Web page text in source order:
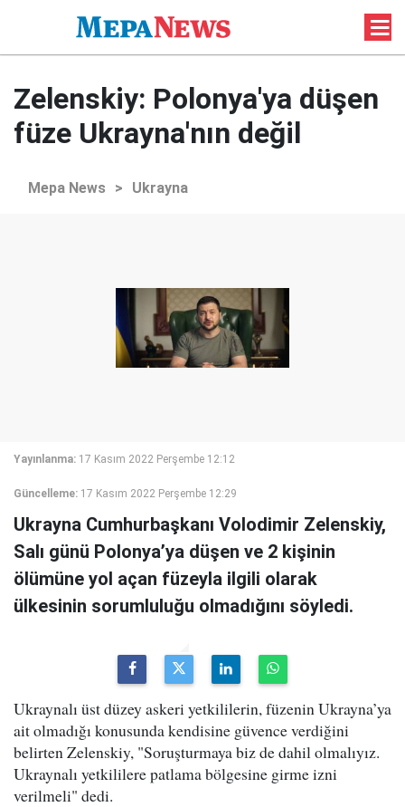
Zelenskiy: Polonya'ya düşen
füze Ukrayna'nın değil
Mepa News > Ukrayna
Yayınlanma: 17 Kasım 2022 Perşembe 12:12
Güncelleme: 17 Kasım 2022 Perşembe 12:29
Ukrayna Cumhurbaşkanı Volodimir Zelenskiy,
Salı günü Polonya’ya düşen ve 2 kişinin
ölümüne yol açan füzeyla ilgili olarak
ülkesinin sorumluluğu olmadığını söyledi.
Ukraynalı üst düzey askeri yetkililerin, füzenin Ukrayna’ya
ait olmadığı konusunda kendisine güvence verdiğini
belirten Zelenskiy, "Soruşturmaya biz de dahil olmalıyız.
Ukraynalı yetkililere patlama bölgesine girme izni
verilmeli" dedi.